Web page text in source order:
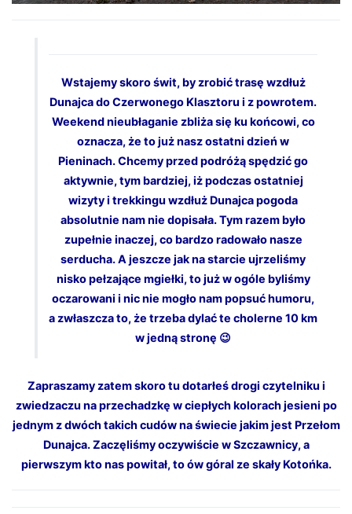
Wstajemy skoro świt, by zrobić trasę wzdłuż
Dunajca do Czerwonego Klasztoru i z powrotem.
Weekend nieubłaganie zbliża się ku końcowi, co
oznacza, że to już nasz ostatni dzień w
Pieninach. Chcemy przed podróżą spędzić go
aktywnie, tym bardziej, iż podczas ostatniej
wizyty i trekkingu wzdłuż Dunajca pogoda
absolutnie nam nie dopisała. Tym razem było
zupełnie inaczej, co bardzo radowało nasze
serducha. A jeszcze jak na starcie ujrzeliśmy
nisko pełzające mgiełki, to już w ogóle byliśmy
oczarowani i nic nie mogło nam popsuć humoru,
a zwłaszcza to, że trzeba dylać te cholerne 10 km
w jedną stronę 😉
Zapraszamy zatem skoro tu dotarłeś drogi czytelniku i
zwiedzaczu na przechadzkę w ciepłych kolorach jesieni po
jednym z dwóch takich cudów na świecie jakim jest Przełom
Dunajca. Zaczęliśmy oczywiście w Szczawnicy, a
pierwszym kto nas powitał, to ów góral ze skały Kotońka.